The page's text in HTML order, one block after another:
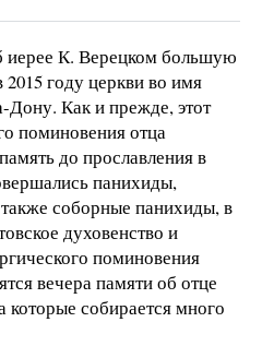
иерее К. Верецком большую
году церкви во имя
Дону. Как и прежде, этот
поминовения отца
до прославления в
панихиды,
соборные панихиды, в
духовенство и
поминовения
вечера памяти об отце
собирается много